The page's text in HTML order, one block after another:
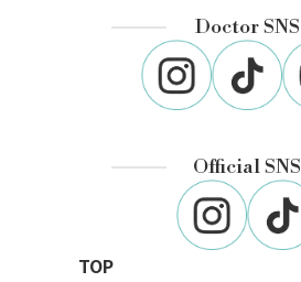
Doctor SNS
Official SNS
TOP